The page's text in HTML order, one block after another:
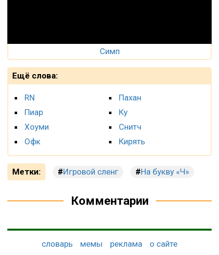
Симп
Ещё слова:
RN
Пиар
Хоуми
Офк
Пахан
Ку
Снитч
Кирять
Метки: Игровой сленг На букву «Ч»
Комментарии
словарь мемы реклама о сайте